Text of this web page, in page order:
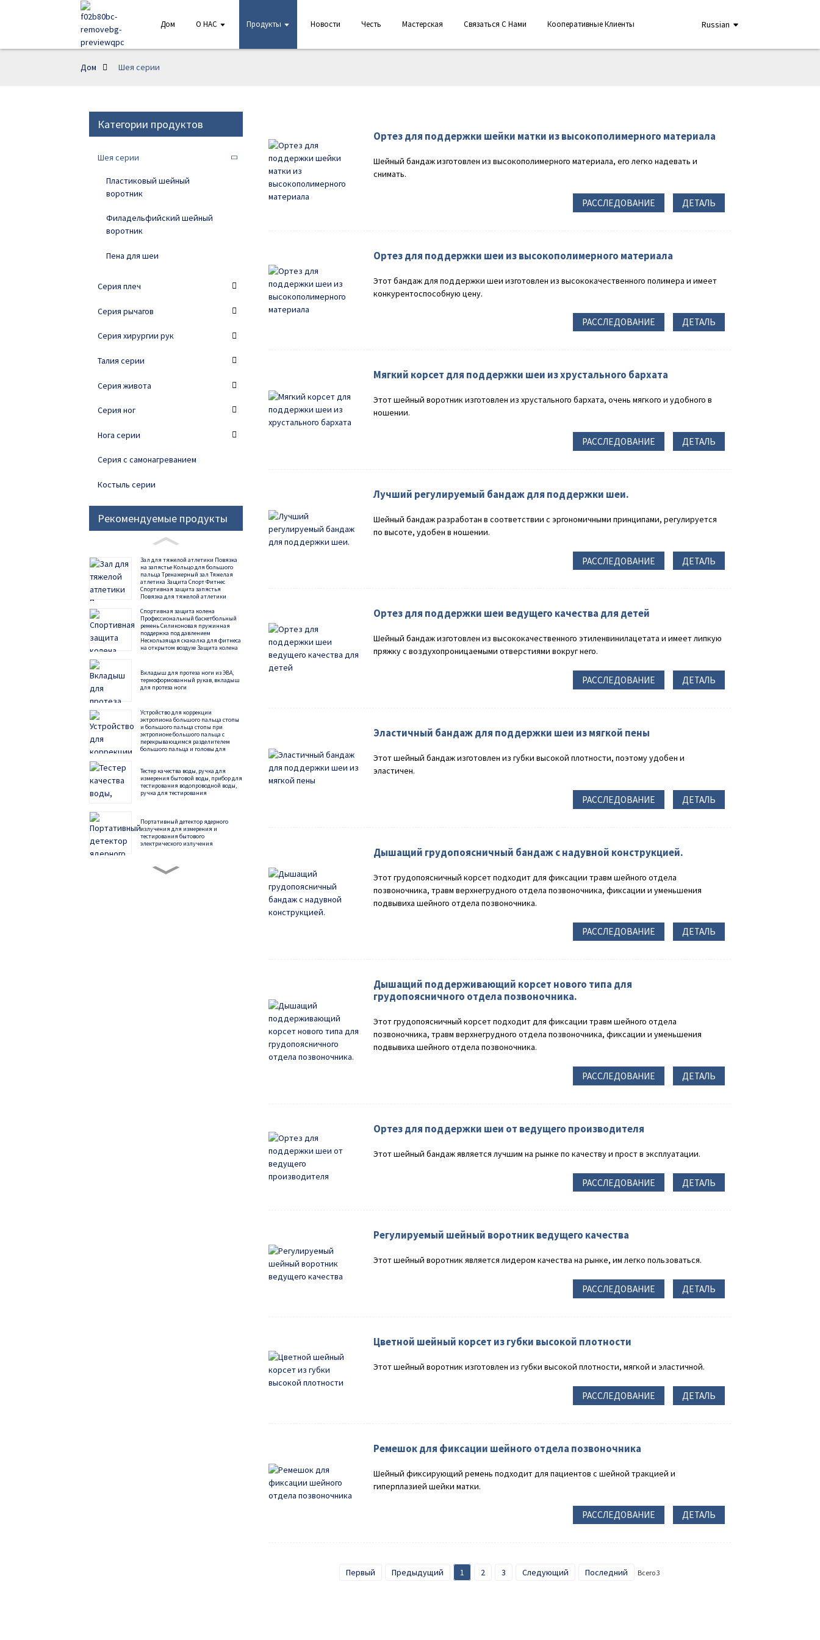
Дом О НАС Продукты Новости Честь Мастерская Связаться С Нами Кооперативные Клиенты Russian
Дом Шея серии
Категории продуктов
Шея серии
Пластиковый шейный
воротник
Филадельфийский шейный
воротник
Пена для шеи
Серия плеч
Серия рычагов
Серия хирургии рук
Талия серии
Серия живота
Серия ног
Нога серии
Серия с самонагреванием
Костыль серии
Рекомендуемые продукты
Зал для тяжелой атлетики Повязка
на запястье Кольцо для большого
пальца Тренажерный зал Тяжелая
атлетика Защита Спорт Фитнес
Спортивная защита запястья
Повязка для тяжелой атлетики
Спортивная защита колена
Профессиональный баскетбольный
ремень Силиконовая пружинная
поддержка под давлением
Нескользящая скакалка для фитнеса
на открытом воздухе Защита колена
Вкладыш для протеза ноги из ЭВА,
термоформованный рукав, вкладыш
для протеза ноги
Устройство для коррекции
эктропиона большого пальца стопы
и большого пальца стопы при
эктропионе большого пальца с
перекрывающимся разделителем
большого пальца и головы для
Тестер качества воды, ручка для
измерения бытовой воды, прибор для
тестирования водопроводной воды,
ручка для тестирования
Портативный детектор ядерного
излучения для измерения и
тестирования бытового
электрического излучения
Регулируемая дышащая опора для
Ортез для поддержки шейки матки из высокополимерного материала
Шейный бандаж изготовлен из высокополимерного материала, его легко надевать и
снимать.
РАССЛЕДОВАНИЕ ДЕТАЛЬ
Ортез для поддержки шеи из высокополимерного материала
Этот бандаж для поддержки шеи изготовлен из высококачественного полимера и имеет
конкурентоспособную цену.
РАССЛЕДОВАНИЕ ДЕТАЛЬ
Мягкий корсет для поддержки шеи из хрустального бархата
Этот шейный воротник изготовлен из хрустального бархата, очень мягкого и удобного в
ношении.
РАССЛЕДОВАНИЕ ДЕТАЛЬ
Лучший регулируемый бандаж для поддержки шеи.
Шейный бандаж разработан в соответствии с эргономичными принципами, регулируется
по высоте, удобен в ношении.
РАССЛЕДОВАНИЕ ДЕТАЛЬ
Ортез для поддержки шеи ведущего качества для детей
Шейный бандаж изготовлен из высококачественного этиленвинилацетата и имеет липкую
пряжку с воздухопроницаемыми отверстиями вокруг него.
РАССЛЕДОВАНИЕ ДЕТАЛЬ
Эластичный бандаж для поддержки шеи из мягкой пены
Этот шейный бандаж изготовлен из губки высокой плотности, поэтому удобен и
эластичен.
РАССЛЕДОВАНИЕ ДЕТАЛЬ
Дышащий грудопоясничный бандаж с надувной конструкцией.
Этот грудопоясничный корсет подходит для фиксации травм шейного отдела
позвоночника, травм верхнегрудного отдела позвоночника, фиксации и уменьшения
подвывиха шейного отдела позвоночника.
РАССЛЕДОВАНИЕ ДЕТАЛЬ
Дышащий поддерживающий корсет нового типа для
грудопоясничного отдела позвоночника.
Этот грудопоясничный корсет подходит для фиксации травм шейного отдела
позвоночника, травм верхнегрудного отдела позвоночника, фиксации и уменьшения
подвывиха шейного отдела позвоночника.
РАССЛЕДОВАНИЕ ДЕТАЛЬ
Ортез для поддержки шеи от ведущего производителя
Этот шейный бандаж является лучшим на рынке по качеству и прост в эксплуатации.
РАССЛЕДОВАНИЕ ДЕТАЛЬ
Регулируемый шейный воротник ведущего качества
Этот шейный воротник является лидером качества на рынке, им легко пользоваться.
РАССЛЕДОВАНИЕ ДЕТАЛЬ
Цветной шейный корсет из губки высокой плотности
Этот шейный воротник изготовлен из губки высокой плотности, мягкой и эластичной.
РАССЛЕДОВАНИЕ ДЕТАЛЬ
Ремешок для фиксации шейного отдела позвоночника
Шейный фиксирующий ремень подходит для пациентов с шейной тракцией и
гиперплазией шейки матки.
РАССЛЕДОВАНИЕ ДЕТАЛЬ
Первый Предыдущий 1 2 3 Следующий Последний Всего 3